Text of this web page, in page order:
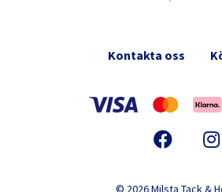
Kontakta oss
© 2026 Milsta Tack &